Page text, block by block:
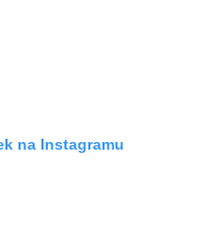
na Instagramu